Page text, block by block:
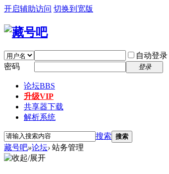
开启辅助访问 切换到宽版
自动登录
密码
登录
论坛BBS
升级VIP
共享器下载
解析系统
搜索 搜索
藏号吧»论坛› 站务管理